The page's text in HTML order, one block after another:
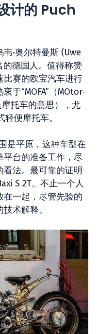
计的 Puch
·奥尔特曼斯 (Uwe
德国人。值得称赞
比赛的欧宝汽车进行
于“MOFA”（MOtor-
托车的意思），尤
便摩托车。
是平原，这种车型在
台的准备工作，尽
法。最可靠的证明
S 2T。不止一个人
一起，尽管先验的
术解释。